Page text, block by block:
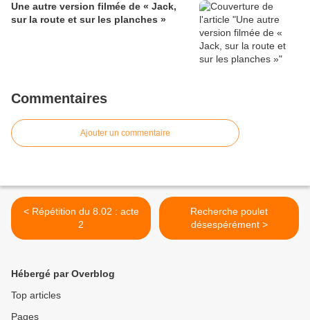
Une autre version filmée de « Jack,
sur la route et sur les planches »
Commentaires
Ajouter un commentaire
< Répétition du 8.02 : acte
2
Recherche poulet
désespérément >
Hébergé par Overblog
Top articles
Pages